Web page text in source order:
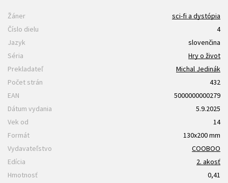
Žáner
sci-fi a dystópia
Číslo dielu
4
Jazyk
slovenčina
Séria
Hry o život
Prekladateľ
Michal Jedinák
Počet strán
432
EAN
5000000000279
Dátum vydania
5.9.2025
Vek od
14
Formát
130x200 mm
Vydavateľstvo
COOBOO
Edícia
2. akosť
Hmotnosť
0,41